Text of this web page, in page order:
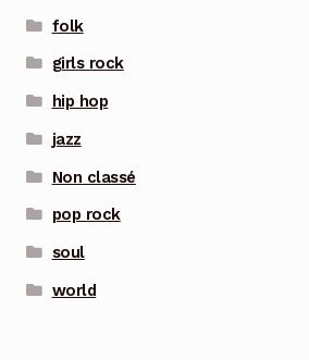
folk
girls rock
hip hop
jazz
Non classé
pop rock
soul
world